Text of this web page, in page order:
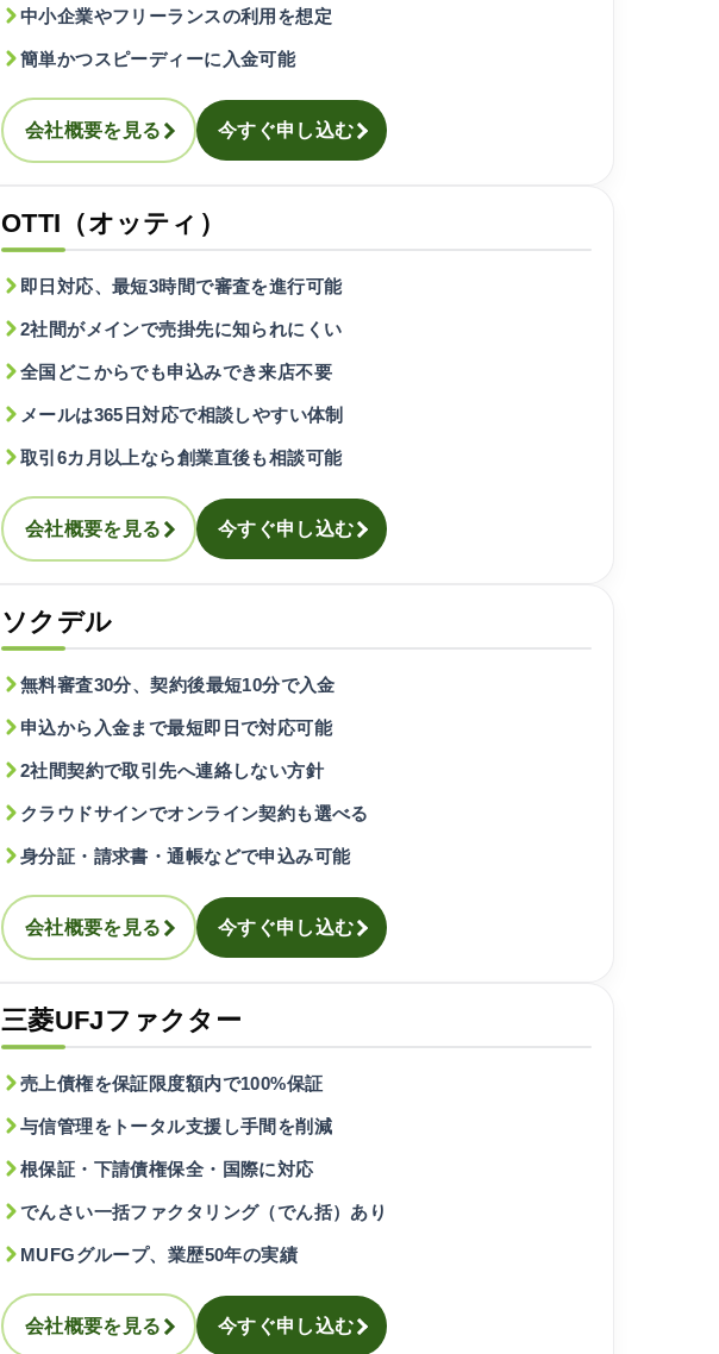
中小企業やフリーランスの利用を想定
簡単かつスピーディーに入金可能
会社概要を見る 今すぐ申し込む
OTTI（オッティ）
即日対応、最短3時間で審査を進行可能
2社間がメインで売掛先に知られにくい
全国どこからでも申込みでき来店不要
メールは365日対応で相談しやすい体制
取引6カ月以上なら創業直後も相談可能
会社概要を見る 今すぐ申し込む
ソクデル
無料審査30分、契約後最短10分で入金
申込から入金まで最短即日で対応可能
2社間契約で取引先へ連絡しない方針
クラウドサインでオンライン契約も選べる
身分証・請求書・通帳などで申込み可能
会社概要を見る 今すぐ申し込む
三菱UFJファクター
売上債権を保証限度額内で100%保証
与信管理をトータル支援し手間を削減
根保証・下請債権保全・国際に対応
でんさい一括ファクタリング（でん括）あり
MUFGグループ、業歴50年の実績
会社概要を見る 今すぐ申し込む